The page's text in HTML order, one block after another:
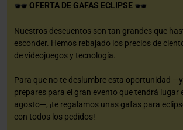
OFERTA DE GAFAS ECLIPSE
Nuestros descuentos son tan grandes que
esconder. Hemos rebajado los precios de
de videojuegos y tecnología.
Para que no te deslumbre esta oportunidad
prepares para el gran evento que tendrá lugar
agosto—, ¡te regalamos unas gafas para
con todos los pedidos!